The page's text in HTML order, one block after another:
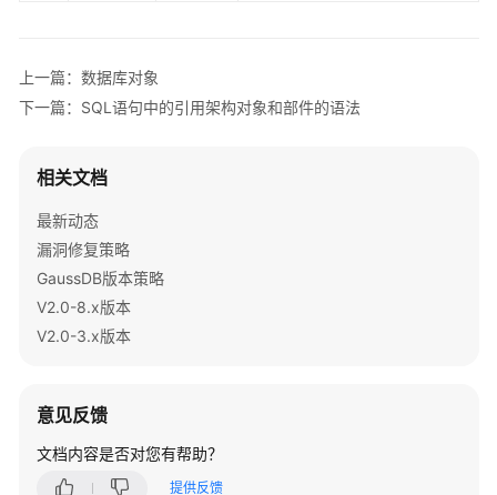
明
入
用
户
指
指
南
上一篇：数据库对象
下一篇：SQL语句中的引用架构对象和部件的语法
相关文档
最新动态
漏洞修复策略
GaussDB版本策略
V2.0-8.x版本
V2.0-3.x版本
意见反馈
文档内容是否对您有帮助？
提供反馈